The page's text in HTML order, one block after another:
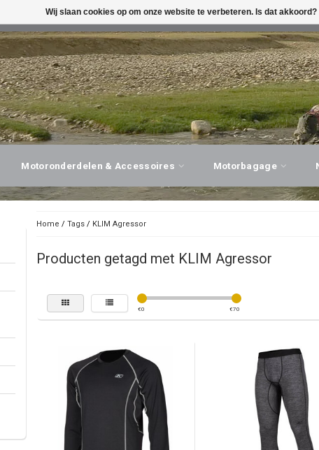
DESKUNDIG ADVIES, PERSOONLIJKE SERVICE!
Motoronderdelen & Accessoires Motorbagage
Home / Tags/ KLIM Agressor
Producten getagd met KLIM Agressor
€0 €70
Wij slaan cookies op om onze website te verbeteren. Is dat akkoord?